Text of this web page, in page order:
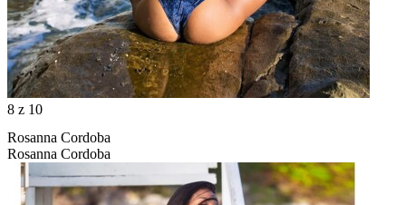
8 z 10
Rosanna Cordoba
Rosanna Cordoba